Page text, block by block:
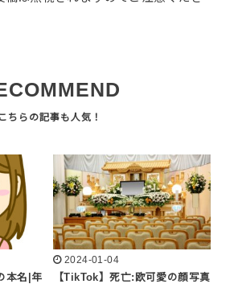
本名|年
2024-01-04
【TikTok】死亡:欧可愛の顔写真